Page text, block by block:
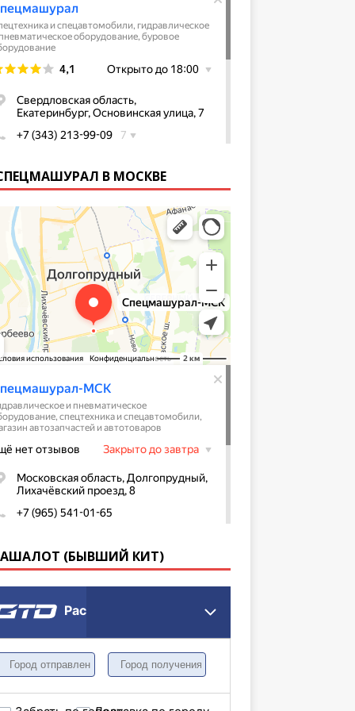
В МОСКВЕ
(БЫВШИЙ КИТ)
Расчет грузоперевозки